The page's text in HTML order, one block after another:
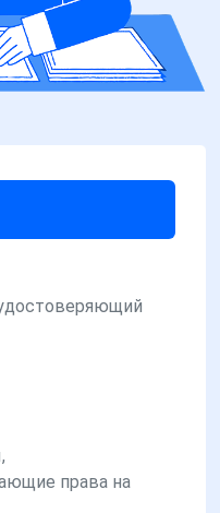
права на